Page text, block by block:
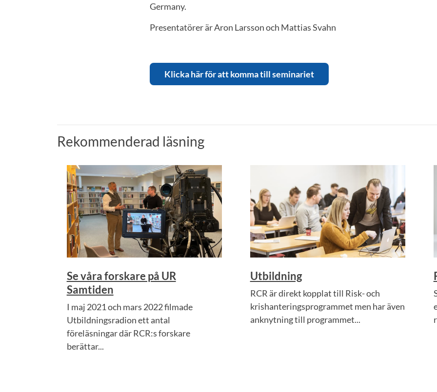
Germany.
Presentatörer är Aron Larsson och Mattias Svahn
Klicka här för att komma till seminariet
Rekommenderad läsning
Se våra forskare på UR
Samtiden
I maj 2021 och mars 2022 filmade
Utbildningsradion ett antal
föreläsningar där RCR:s forskare
berättar...
Utbildning
RCR är direkt kopplat till Risk- och
krishanteringsprogrammet men har även
anknytning till programmet...